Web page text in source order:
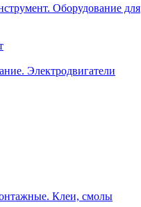
Оборудование для
Электродвигатели
Клеи, смолы